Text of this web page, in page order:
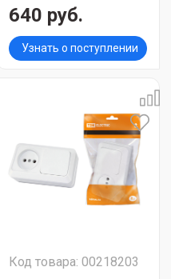
640 руб.
Узнать о поступлении
Код товара: 00218203